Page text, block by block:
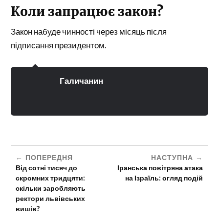
Коли запрацює закон?
Закон набуде чинності через місяць після
підписання президентом.
Галичанин
ПОПЕРЕДНЯ
Від сотні тисяч до
скромних тридцяти:
скільки заробляють
ректори львівських
вишів?
НАСТУПНА
Іранська повітряна атака
на Ізраїль: огляд подій